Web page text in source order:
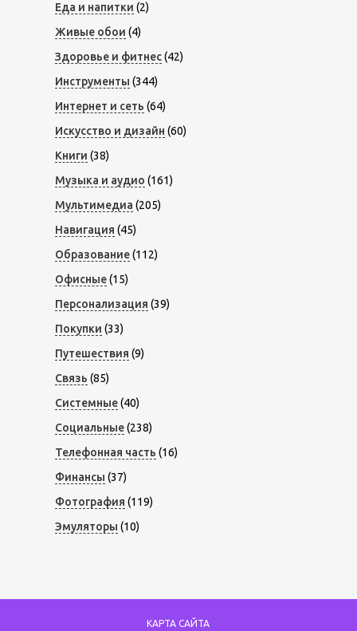
Еда и напитки (2)
Живые обои (4)
Здоровье и фитнес(42)
Инструменты (344)
Интернет и сеть (64)
Искусство и дизайн (60)
Книги (38)
Музыка и аудио (161)
Мультимедиа (205)
Навигация (45)
Образование(112)
Офисные(15)
Персонализация (39)
Покупки (33)
Путешествия (9)
Связь (85)
Системные(40)
Социальные(238)
Телефонная часть (16)
Финансы (37)
Фотография (119)
Эмуляторы (10)
КАРТА САЙТА